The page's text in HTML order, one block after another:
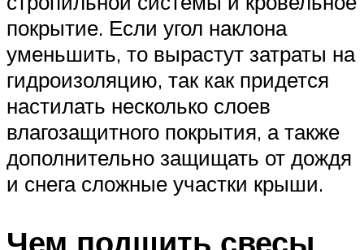
покрытие. Если угол наклона
уменьшить, то вырастут затраты на
гидроизоляцию, так как придется
настилать несколько слоев
влагозащитного покрытия, а также
дополнительно защищать от дождя
и снега сложные участки крыши.